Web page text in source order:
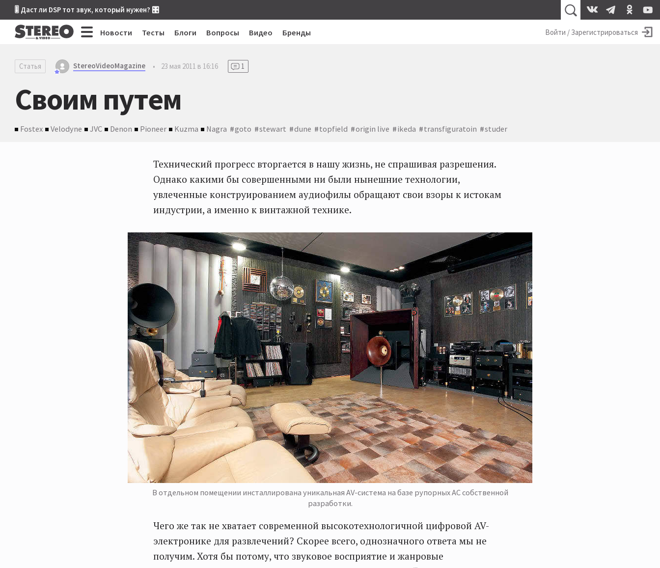
🎚 Даст ли DSP тот звук, который нужен? 🎛
Новости Тесты Блоги Вопросы Видео Бренды Войти / Зарегистрироваться
Статья StereoVideoMagazine • 23 мая 2011 в 16:16 1
Своим путем
Fostex Velodyne JVC Denon Pioneer Kuzma Nagra goto stewart dune topfield origin live ikeda transfiguratoin studer
Технический прогресс вторгается в нашу жизнь, не спрашивая разрешения.
Однако какими бы совершенными ни были нынешние технологии,
увлеченные конструированием аудиофилы обращают свои взоры к истокам
индустрии, а именно к винтажной технике.
В отдельном помещении инсталлирована уникальная AV-система на базе рупорных АС собственной
разработки.
Чего же так не хватает современной высокотехнологичной цифровой AV-
электронике для развлечений? Скорее всего, однозначного ответа мы не
получим. Хотя бы потому, что звуковое восприятие и жанровые